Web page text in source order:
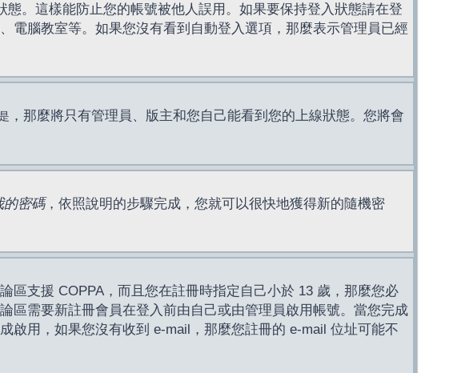
。這樣能防止您的帳號被他人誤用。如果要保持登入狀態請在登
電腦教室等。如果您沒有看到自動登入選項，那麼表示管理員已經
，那麼將只有管理員、版主和您自己能看到您的上線狀態。您將會
的密碼，依照說明的步驟完成，您就可以很快地獲得新的隨機密
區支援 COPPA，而且您在註冊時指定自己小於 13 歲，那麼您必
區需要新註冊會員在登入前由自己或由管理員啟用帳號。當您完成
啟用，如果您沒有收到 e-mail，那麼您註冊的 e-mail 位址可能不